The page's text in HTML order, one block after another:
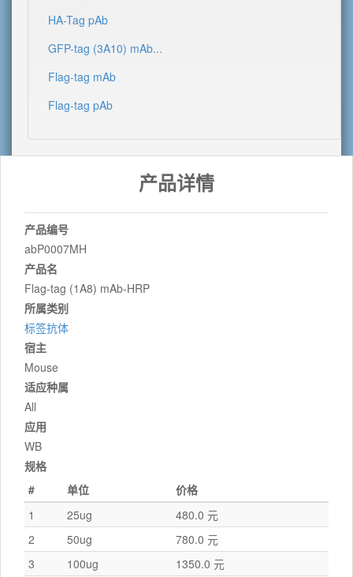
HA-Tag pAb
GFP-tag (3A10) mAb...
Flag-tag mAb
Flag-tag pAb
产品详情
产品编号
abP0007MH
产品名
Flag-tag (1A8) mAb-HRP
所属类别
标签抗体
宿主
Mouse
适应种属
All
应用
WB
规格
#
单位
价格
1
25ug
480.0 元
2
50ug
780.0 元
3
100ug
1350.0 元